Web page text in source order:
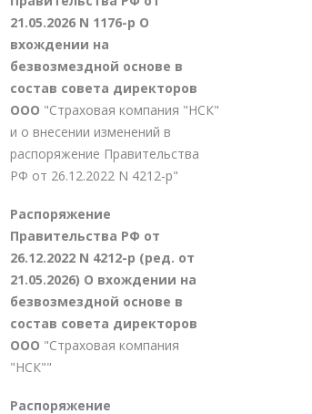
21.05.2026 N 1176-р О
вхождении на
безвозмездной основе в
состав совета директоров
ООО "Страховая компания "НСК"
и о внесении изменений в
распоряжение Правительства
РФ от 26.12.2022 N 4212-р"
Распоряжение
Правительства РФ от
26.12.2022 N 4212-р (ред. от
21.05.2026) О вхождении на
безвозмездной основе в
состав совета директоров
ООО "Страховая компания
"НСК""
Распоряжение